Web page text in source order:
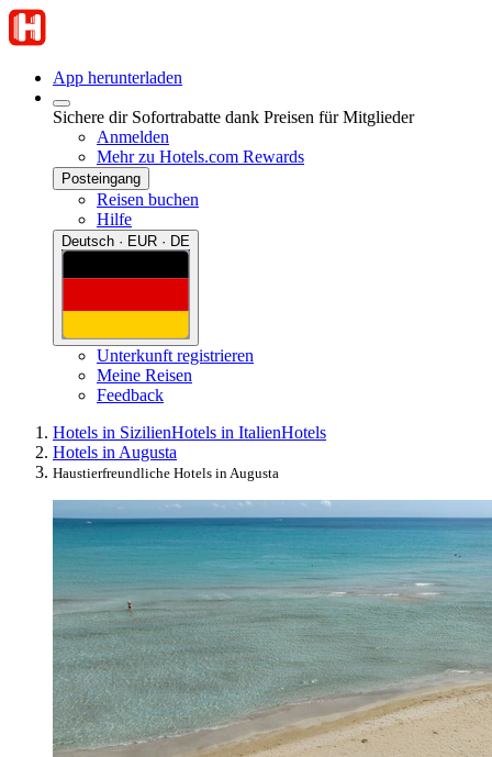
App herunterladen
Sichere dir Sofortrabatte dank Preisen für Mitglieder
Anmelden
Mehr zu Hotels.com Rewards
Posteingang
Reisen buchen
Hilfe
Deutsch · EUR · DE
Unterkunft registrieren
Meine Reisen
Feedback
Hotels in SizilienHotels in ItalienHotels
Hotels in Augusta
Haustierfreundliche Hotels in Augusta